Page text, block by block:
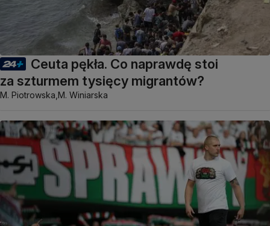
Ceuta pękła. Co naprawdę stoi
za szturmem tysięcy migrantów?
M. Piotrowska, M. Winiarska